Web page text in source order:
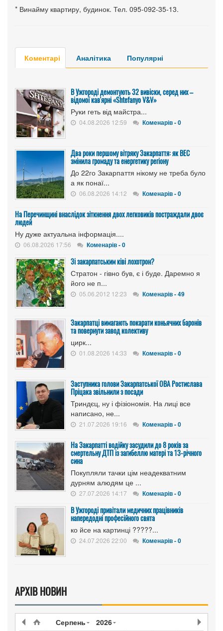
* Винайму квартиру, будинок. Тел. 095-092-35-13.
Коментарі Аналітика Популярні
В Ужгороді демонтують 32 вивіски, серед них –
відомої кав'ярні «Shtefanyo V&V»
Руки геть від майстра...
04.08.2026 12:59 Коменарів - 0
Два роки першому вітряку Закарпаття: як ВЕС
змінила громаду та енергетику регіону
До 22го Закарпаття нікому не треба було
а як понаї...
06.08.2026 14:12 Коменарів - 0
На Перечинщині внаслідок зіткнення двох легковиків постраждали двоє
людей
Ну дуже актуальна інформація....
06.08.2026 17:56 Коменарів - 0
Зі закарпатським ківі лохотрон?
Стратон - гівно був, є і буде. Даремно я
його не п...
05.06.2012 12:23 Коменарів - 49
Закарпатці вимагають покарати коньячних баронів
та повернути завод колективу
цирк...
01.08.2026 14:33 Коменарів - 0
Заступника голови Закарпатської ОВА Ростислава
Пріцака звільнили з посади
Триндєц, ну і фізіономія. На лиці все
написано, не...
21.07.2026 19:16 Коменарів - 0
На Закарпатті водійку засудили до 8 років за
смертельну ДТП із загибеллю матері та 13-річного
сина
Покупляли тачки цім неадекватним
дурням алюдям це ...
27.07.2026 14:17 Коменарів - 0
В Ужгороді привітали медичних працівників
напередодні професійного свята
ко йсе на картинці ?????...
24.07.2026 22:00 Коменарів - 0
АРХІВ НОВИН
Серпень 2026